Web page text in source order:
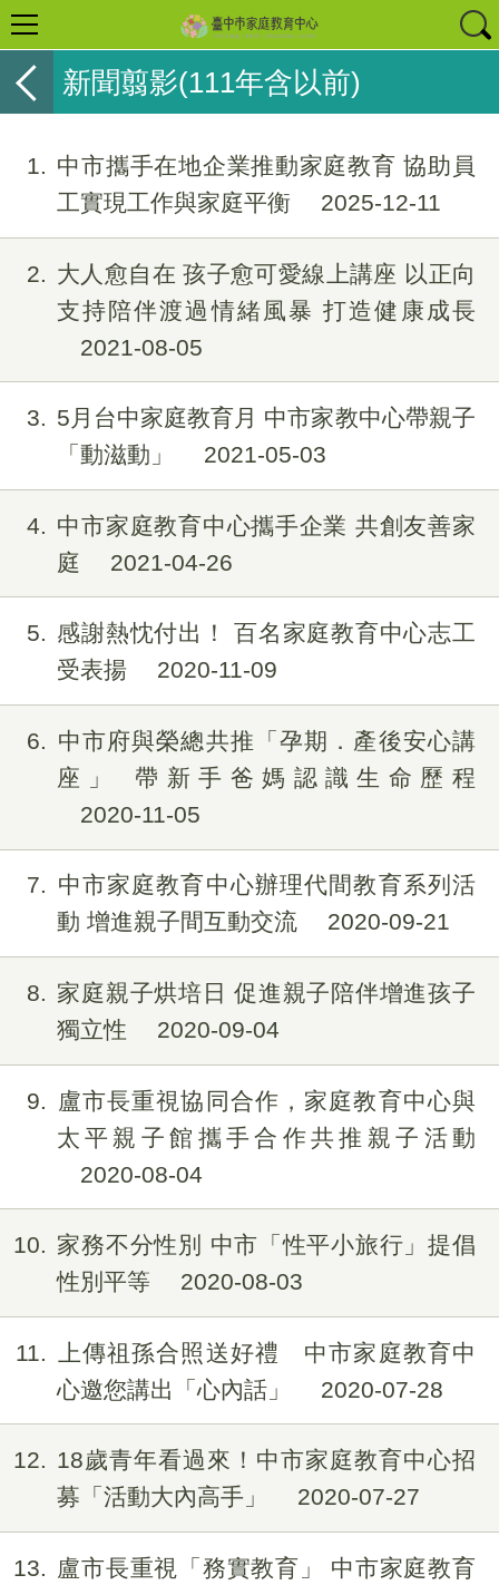
新聞翦影(111年含以前)
1
中市攜手在地企業推動家庭教育 協助員
工實現工作與家庭平衡
2025-12-11
2
大人愈自在 孩子愈可愛線上講座 以正向
支持陪伴渡過情緒風暴 打造健康成長
2021-08-05
3
5月台中家庭教育月 中市家教中心帶親子
「動滋動」
2021-05-03
4
中市家庭教育中心攜手企業 共創友善家
庭
2021-04-26
5
感謝熱忱付出！ 百名家庭教育中心志工
受表揚
2020-11-09
6
中市府與榮總共推「孕期．產後安心講
座」 帶新手爸媽認識生命歷程
2020-11-05
7
中市家庭教育中心辦理代間教育系列活
動 增進親子間互動交流
2020-09-21
8
家庭親子烘培日 促進親子陪伴增進孩子
獨立性
2020-09-04
9
盧市長重視協同合作，家庭教育中心與
太平親子館攜手合作共推親子活動
2020-08-04
10
家務不分性別 中市「性平小旅行」提倡
性別平等
2020-08-03
11
上傳祖孫合照送好禮 中市家庭教育中
心邀您講出「心內話」
2020-07-28
12
18歲青年看過來！中市家庭教育中心招
募「活動大內高手」
2020-07-27
13
盧市長重視「務實教育」 中市家庭教育